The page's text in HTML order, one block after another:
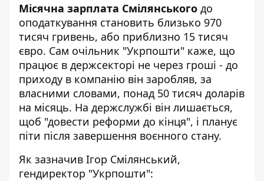
Місячна зарплата Смілянського до
оподаткування становить близько 970
тисяч гривень, або приблизно 15 тисяч
євро. Сам очільник "Укрпошти" каже, що
працює в держсекторі не через гроші - до
приходу в компанію він заробляв, за
власними словами, понад 50 тисяч доларів
на місяць. На держслужбі він лишається,
щоб "довести реформи до кінця", і планує
піти після завершення воєнного стану.
Як зазначив Ігор Смілянський,
гендиректор "Укрпошти":